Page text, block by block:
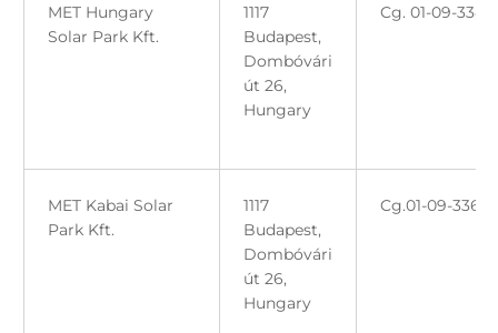
MET Hungary
Solar Park Kft.
1117
Budapest,
Dombóvári
út 26,
Hungary
Cg. 01-09-
MET Kabai Solar
Park Kft.
1117
Budapest,
Dombóvári
út 26,
Hungary
Cg.01-09-